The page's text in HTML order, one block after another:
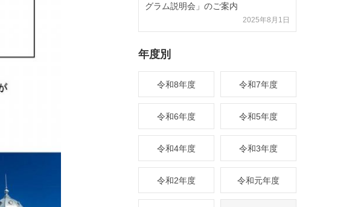
グラム説明会」のご案内
2025年8月1日
年度別
令和8年度 令和7年度
令和6年度 令和5年度
令和4年度 令和3年度
令和2年度 令和元年度